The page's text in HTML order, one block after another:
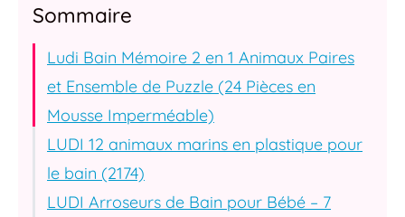
Sommaire
Ludi Bain Mémoire 2 en 1 Animaux Paires
et Ensemble de Puzzle (24 Pièces en
Mousse Imperméable)
LUDI 12 animaux marins en plastique pour
le bain (2174)
LUDI Arroseurs de Bain pour Bébé – 7